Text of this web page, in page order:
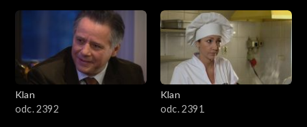
3201–3300
3101–3200
3001–3100
Klan
odc. 2392
Klan
odc. 2391